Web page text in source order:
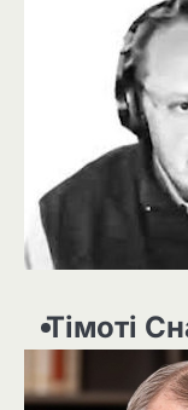
Тімоті